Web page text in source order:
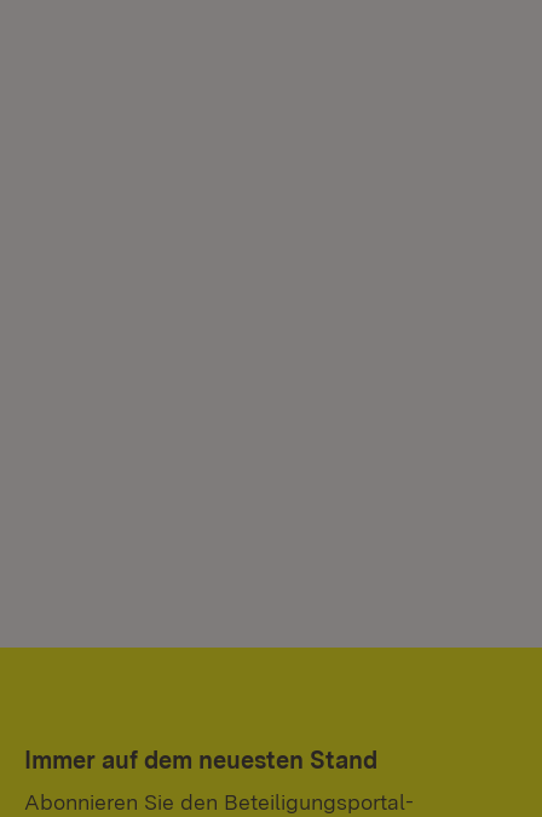
Immer auf dem neuesten Stand
Abonnieren Sie den Beteiligungsportal-